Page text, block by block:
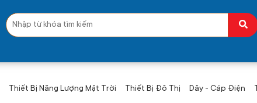
Thiết Bị Năng Lượng Mặt Trời Thiết Bị Đô Thị Dây - Cáp Điện